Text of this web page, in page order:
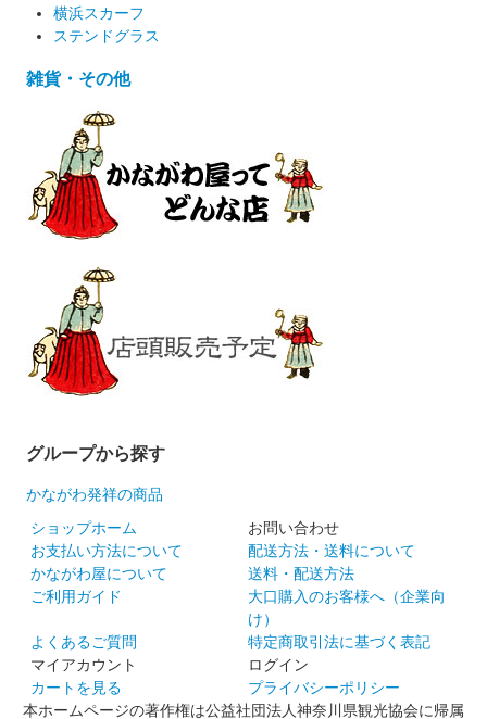
横浜スカーフ
ステンドグラス
雑貨・その他
グループから探す
かながわ発祥の商品
ショップホーム
お問い合わせ
お支払い方法について
配送方法・送料について
かながわ屋について
送料・配送方法
ご利用ガイド
大口購入のお客様へ（企業向
け）
よくあるご質問
特定商取引法に基づく表記
マイアカウント
ログイン
カートを見る
プライバシーポリシー
本ホームページの著作権は公益社団法人神奈川県観光協会に帰属